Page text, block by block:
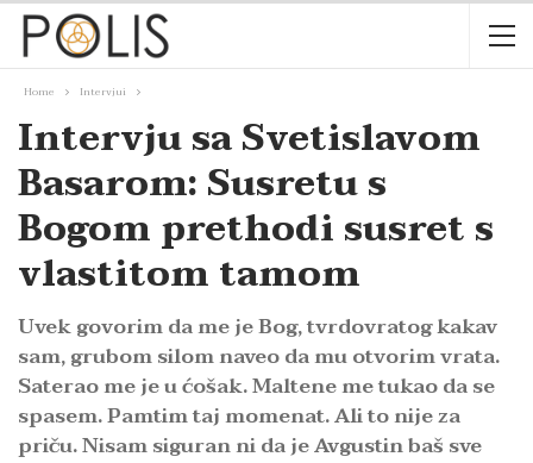
Home Intervjui
Intervju sa Svetislavom
Basarom: Susretu s
Bogom prethodi susret s
vlastitom tamom
Uvek govorim da me je Bog, tvrdovratog kakav
sam, grubom silom naveo da mu otvorim vrata.
Saterao me je u ćošak. Maltene me tukao da se
spasem. Pamtim taj momenat. Ali to nije za
priču. Nisam siguran ni da je Avgustin baš sve